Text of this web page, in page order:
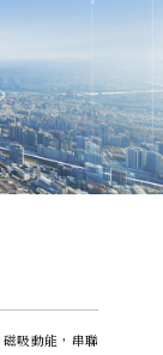
吸動能，串聯